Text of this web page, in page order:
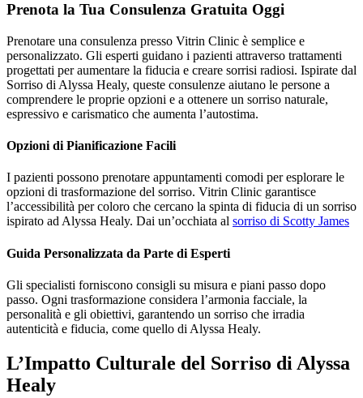
Prenota la Tua Consulenza Gratuita Oggi
Prenotare una consulenza presso Vitrin Clinic è semplice e
personalizzato. Gli esperti guidano i pazienti attraverso trattamenti
progettati per aumentare la fiducia e creare sorrisi radiosi. Ispirate dal
Sorriso di Alyssa Healy, queste consulenze aiutano le persone a
comprendere le proprie opzioni e a ottenere un sorriso naturale,
espressivo e carismatico che aumenta l’autostima.
Opzioni di Pianificazione Facili
I pazienti possono prenotare appuntamenti comodi per esplorare le
opzioni di trasformazione del sorriso. Vitrin Clinic garantisce
l’accessibilità per coloro che cercano la spinta di fiducia di un sorriso
ispirato ad Alyssa Healy. Dai un’occhiata al sorriso di Scotty James
Guida Personalizzata da Parte di Esperti
Gli specialisti forniscono consigli su misura e piani passo dopo
passo. Ogni trasformazione considera l’armonia facciale, la
personalità e gli obiettivi, garantendo un sorriso che irradia
autenticità e fiducia, come quello di Alyssa Healy.
L’Impatto Culturale del Sorriso di Alyssa
Healy